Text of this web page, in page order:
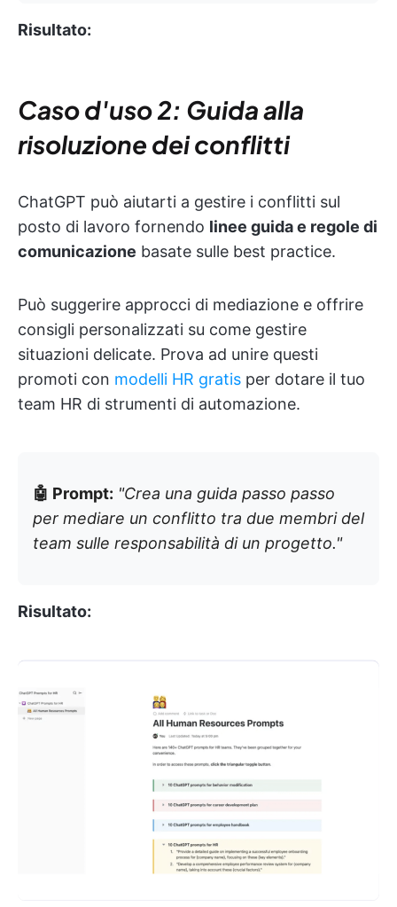
Risultato:
Caso d'uso 2: Guida alla
risoluzione dei conflitti
ChatGPT può aiutarti a gestire i conflitti sul
posto di lavoro fornendo linee guida e regole di
comunicazione basate sulle best practice.
Può suggerire approcci di mediazione e offrire
consigli personalizzati su come gestire
situazioni delicate. Prova ad unire questi
promoti con modelli HR gratis per dotare il tuo
team HR di strumenti di automazione.
🤖 Prompt: "Crea una guida passo passo
per mediare un conflitto tra due membri del
team sulle responsabilità di un progetto."
Risultato: